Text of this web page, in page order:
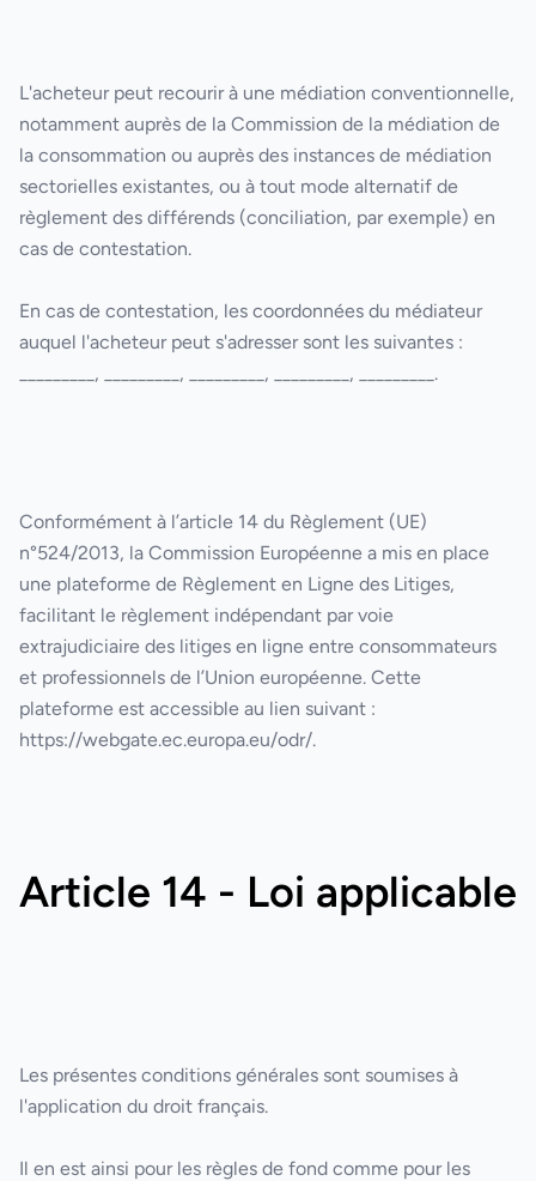
L'acheteur peut recourir à une médiation conventionnelle,
notamment auprès de la Commission de la médiation de
la consommation ou auprès des instances de médiation
sectorielles existantes, ou à tout mode alternatif de
règlement des différends (conciliation, par exemple) en
cas de contestation.
En cas de contestation, les coordonnées du médiateur
auquel l'acheteur peut s'adresser sont les suivantes :
_________, _________, _________, _________, _________ .
Conformément à l’article 14 du Règlement (UE)
n°524/2013, la Commission Européenne a mis en place
une plateforme de Règlement en Ligne des Litiges,
facilitant le règlement indépendant par voie
extrajudiciaire des litiges en ligne entre consommateurs
et professionnels de l’Union européenne. Cette
plateforme est accessible au lien suivant :
https://webgate.ec.europa.eu/odr/.
Article 14 - Loi applicable
Les présentes conditions générales sont soumises à
l'application du droit français.
Il en est ainsi pour les règles de fond comme pour les